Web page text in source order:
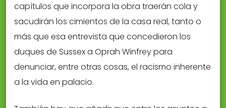
capítulos que incorpora la obra traerán cola y
sacudirán los cimientos de la casa real, tanto o
más que esa entrevista que concedieron los
duques de Sussex a Oprah Winfrey para
denunciar, entre otras cosas, el racismo inherente
a la vida en palacio.